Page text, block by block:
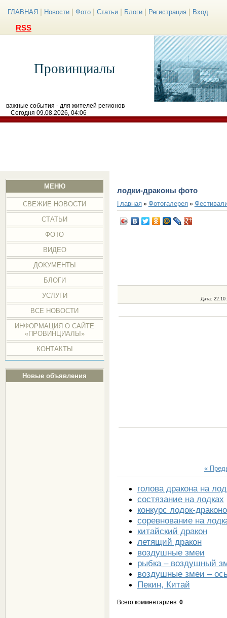
ГЛАВНАЯ Новости Фото Статьи Блоги Регистрация Вход
RSS
Провинциалы
важные события - для жителей регионов
Сегодня 09.08.2026, 04:06
МЕНЮ
СВЕЖИЕ НОВОСТИ
СТАТЬИ
ФОТО
ВИДЕО
ДОКУМЕНТЫ
БЛОГИ
УСЛУГИ
ВСЕ НОВОСТИ
ИНФОРМАЦИЯ О САЙТЕ
«ПРОВИНЦИАЛЫ»
КОНТАКТЫ
Новые объявления
лодки-драконы фото
Главная» Фотогалерея»
Дата:
«
голова дракона на
состязание на лодках
конкурс лодок-
соревнование на
китайский дракон
летящий дракон
воздушные змеи
рыбка – воздушный
воздушные змеи –
Пекин, Китай
Всего комментариев: 0